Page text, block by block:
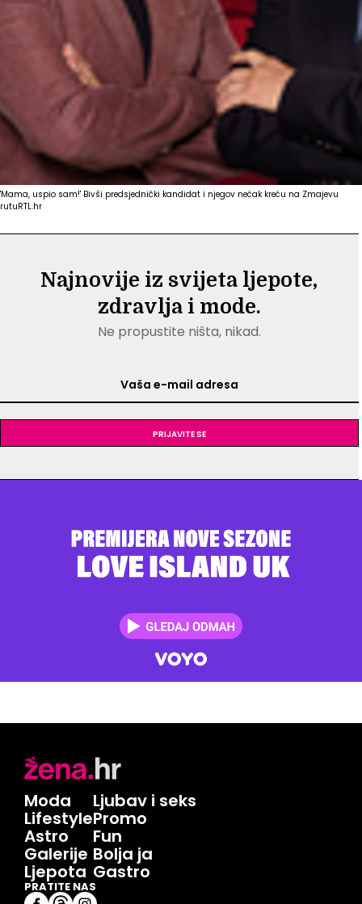
'Mama, uspio sam!' Bivši predsjednički kandidat i njegov nećak kreću na Zmajevu
rutuRTL.hr
Najnovije iz svijeta ljepote,
zdravlja i mode.
Ne propustite ništa, nikad.
Prijavite se
Moda
Lifestyle
Astro
Galerije
Ljepota
Ljubav i seks
Promo
Fun
Bolja ja
Gastro
PRATITE NAS